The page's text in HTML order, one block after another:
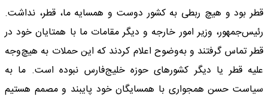
قطر بود و هیچ ربطی به کشور دوست و همسایه ما، قطر، نداشت.
رئیس‌جمهور، وزیر امور خارجه و دیگر مقامات ما با همتایان خود در
قطر تماس گرفتند و به‌وضوح اعلام کردند که این حملات به هیچ‌وجه
علیه قطر یا دیگر کشورهای حوزه خلیج‌فارس نبوده است. ما به
سیاست حسن همجواری با همسایگان خود پایبند و مصمم هستیم